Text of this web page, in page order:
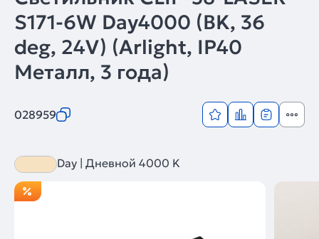
S171-6W Day4000 (BK, 36
deg, 24V) (Arlight, IP40
Металл, 3 года)
028959
Day | Дневной 4000 K